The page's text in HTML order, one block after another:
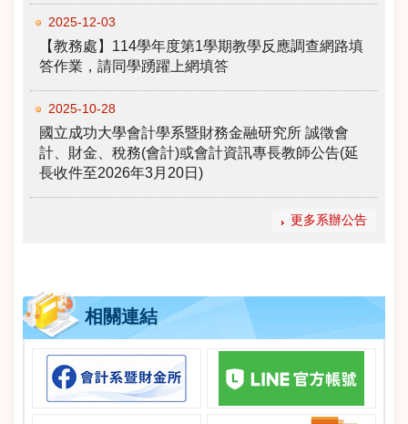
2025-12-03
【教務處】114學年度第1學期教學反應調查網路填
答作業，請同學踴躍上網填答
2025-10-28
國立成功大學會計學系暨財務金融研究所 誠徵會
計、財金、稅務(會計)或會計資訊專長教師公告(延
長收件至2026年3月20日)
更多系辦公告
相關連結